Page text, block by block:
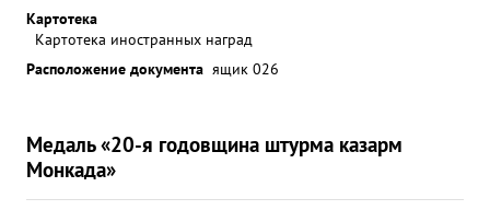
Картотека
Картотека иностранных наград
Расположение документа ящик 026
Медаль «20-я годовщина штурма казарм
Монкада»